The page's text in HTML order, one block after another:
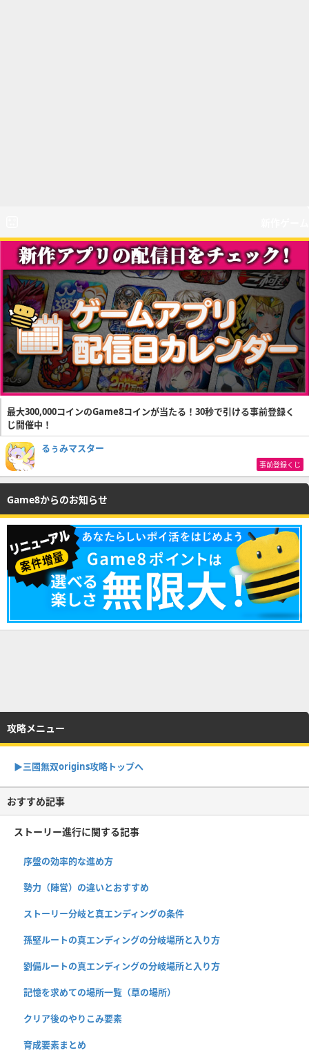
最大300,000コインのGame8コインが当たる！30秒で引ける事前登録く
じ開催中！
るぅみマスター
事前登録くじ
Game8からのお知らせ
攻略メニュー
▶︎三國無双origins攻略トップへ
おすすめ記事
ストーリー進行に関する記事
序盤の効率的な進め方
勢力（陣営）の違いとおすすめ
ストーリー分岐と真エンディングの条件
孫堅ルートの真エンディングの分岐場所と入り方
劉備ルートの真エンディングの分岐場所と入り方
記憶を求めての場所一覧（草の場所）
クリア後のやりこみ要素
育成要素まとめ